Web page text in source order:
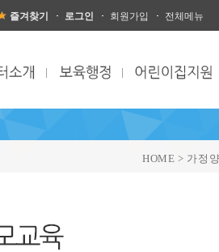
즐겨찾기 로그인 회원가입 전체메뉴
HOME > 가정